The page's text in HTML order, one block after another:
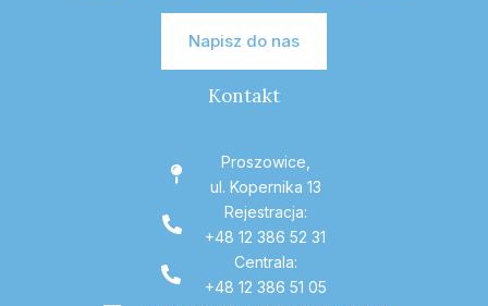
Napisz do nas
Kontakt
Proszowice,
ul. Kopernika 13
Rejestracja:
+48 12 386 52 31
Centrala:
+48 12 386 51 05